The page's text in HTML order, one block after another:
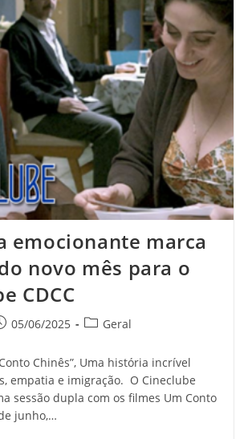
emocionante marca
novo mês para o
CDCC
05/06/2025 Geral
Chinês”, Uma história incrível
empatia e imigração. O Cineclube
sessão dupla com os filmes Um Conto
junho,…